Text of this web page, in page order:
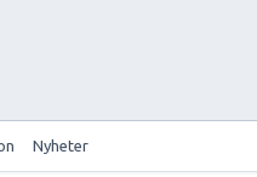
Nyheter